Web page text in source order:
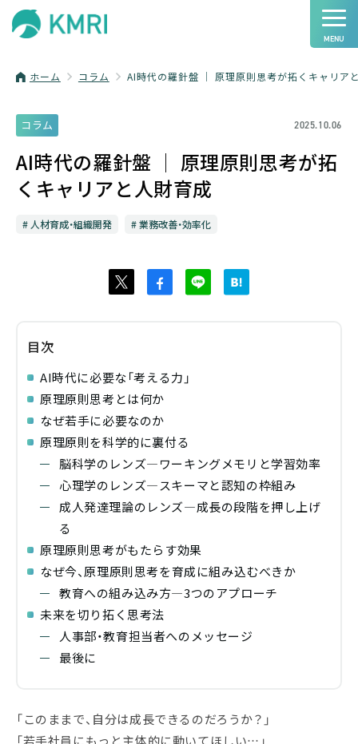
ホーム コラム AI時代の羅針盤 │ 原理原則思考が拓くキャリア
コラム 2025.10.06
AI時代の羅針盤 │ 原理原則思考が拓
くキャリアと人財育成
人材育成・組織開発 業務改善・効率化
目次
AI時代に必要な「考える力」
原理原則思考とは何か
なぜ若手に必要なのか
原理原則を科学的に裏付る
脳科学のレンズ―ワーキングメモリと学習効率
心理学のレンズ―スキーマと認知の枠組み
成人発達理論のレンズ―成長の段階を押し上げ
る
原理原則思考がもたらす効果
なぜ今、原理原則思考を育成に組み込むべきか
教育への組み込み方―3つのアプローチ
未来を切り拓く思考法
人事部・教育担当者へのメッセージ
最後に
「このままで、自分は成長できるのだろうか？」